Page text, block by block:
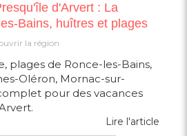
d'Arvert : La
Bains, huîtres et plages
la région
plages de Ronce-les-Bains,
Oléron, Mornac-sur-
pour des vacances
Lire l'article